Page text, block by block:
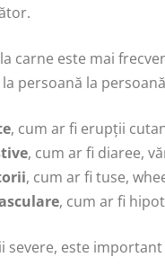
carne este mai
persoană la
, cum ar fi erupții
, cum ar fi diaree,
, cum ar fi tuse,
, cum ar fi
severe, este